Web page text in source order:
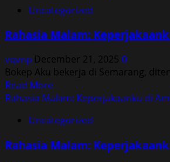
Rahasia
Keperjakaanku
Ambil
oleh
Istri
Bosku
Uncategorized
Rahasia Malam:
vqvnp December 21, 2025 0
Bokep Aku bekerja di Semarang,
Read MoreRead
more
Rahasia
Keperjakaanku
Rahasia Malam: Keperjakaanku di
Uncategorized
Rahasia Malam: